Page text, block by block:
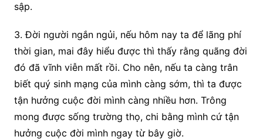
sập.
3. Đời người ngắn ngủi, nếu hôm nay ta để lãng phí
thời gian, mai đây hiểu được thì thấy rằng quãng đời
đó đã vĩnh viễn mất rồi. Cho nên, nếu ta càng trân
biết quý sinh mạng của mình càng sớm, thì ta được
tận hưởng cuộc đời mình càng nhiều hơn. Trông
mong được sống trường thọ, chi bằng mình cứ tận
hưởng cuộc đời mình ngay từ bây giờ.